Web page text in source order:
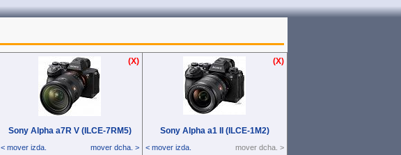
(X) (X)
Sony Alpha a7R V (ILCE‑7RM5) Sony Alpha a1 II (ILCE‑1M2)
< mover izda. mover dcha. > < mover izda. mover dcha. >
(X) (X)
Sony Alpha a7R V (ILCE‑7RM5) Sony Alpha a1 II (ILCE‑1M2)
< mover izda. mover dcha. > < mover izda. mover dcha. >